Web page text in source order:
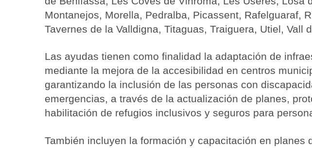
Montanejos, Morella, Pedralba, Picassent, Rafelguaraf,
Tavernes de la Valldigna, Titaguas, Traiguera, Utiel, Vall
Las ayudas tienen como finalidad la adaptación de
mediante la mejora de la accesibilidad en centros
garantizando la inclusión de las personas con
emergencias, a través de la actualización de planes,
habilitación de refugios inclusivos y seguros para
También incluyen la formación y capacitación en